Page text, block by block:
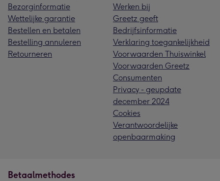
Bezorginformatie
Wettelijke garantie
Bestellen en betalen
Bestelling annuleren
Retourneren
Werken bij
Greetz geeft
Bedrijfsinformatie
Verklaring toegankelijkheid
Voorwaarden Thuiswinkel
Voorwaarden Greetz
Consumenten
Privacy - geupdate
december 2024
Cookies
Verantwoordelijke
openbaarmaking
Betaalmethodes